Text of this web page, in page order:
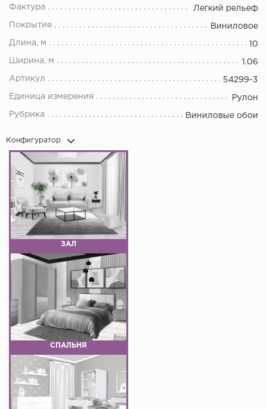
Фактура Легкий рельеф
Покрытие Виниловое
Длина, м 10
Ширина, м 1.06
Артикул 54299-3
Единица измерения Рулон
Рубрика Виниловые обои
Конфигуратор
ЗАЛ
СПАЛЬНЯ